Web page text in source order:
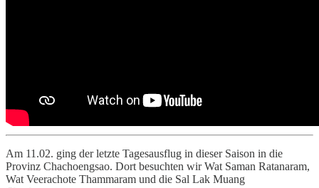
Am 11.02. ging der letzte Tagesausflug in dieser Saison in die
Provinz Chachoengsao. Dort besuchten wir Wat Saman Ratanaram,
Wat Veerachote Thammaram und die Sal Lak Muang